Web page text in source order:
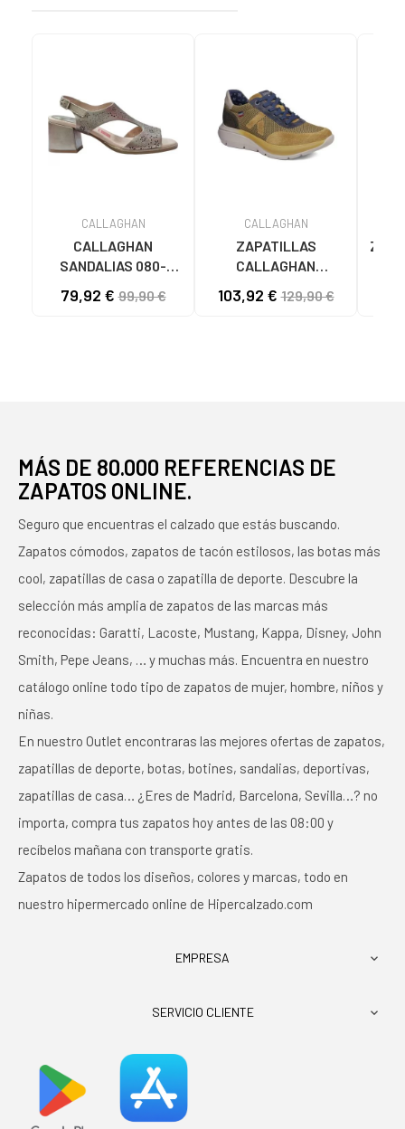
CALLAGHAN
CALLAGHAN
SANDALIAS 080-
METALIZADO VISÓN
79,92 €99,90 €
CALLAGHAN
ZAPATILLAS
CALLAGHAN
CURRY MARRóN
103,92 €129,90 €
MÁS DE 80.000 REFERENCIAS DE
ZAPATOS ONLINE.
Seguro que encuentras el calzado que estás buscando.
Zapatos cómodos, zapatos de tacón estilosos, las botas más
cool, zapatillas de casa o zapatilla de deporte. Descubre la
selección más amplia de zapatos de las marcas más
reconocidas: Garatti, Lacoste, Mustang, Kappa, Disney, John
Smith, Pepe Jeans, … y muchas más. Encuentra en nuestro
catálogo online todo tipo de zapatos de mujer, hombre, niños y
niñas.
En nuestro Outlet encontraras las mejores ofertas de zapatos,
zapatillas de deporte, botas, botines, sandalias, deportivas,
zapatillas de casa… ¿Eres de Madrid, Barcelona, Sevilla…? no
importa, compra tus zapatos hoy antes de las 08:00 y
recíbelos mañana con transporte gratis.
Zapatos de todos los diseños, colores y marcas, todo en
nuestro hipermercado online de Hipercalzado.com
EMPRESA 
SERVICIO CLIENTE 